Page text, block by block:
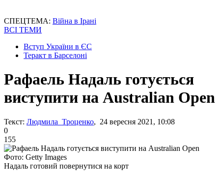
СПЕЦТЕМА: Війна в Ірані
ВСІ ТЕМИ
Вступ України в ЄС
Теракт в Барселоні
Рафаель Надаль готується
виступити на Australian Open
Текст: Людмила Троценко, 24 вересня 2021, 10:08
0
155
Фото: Getty Images
Надаль готовий повернутися на корт